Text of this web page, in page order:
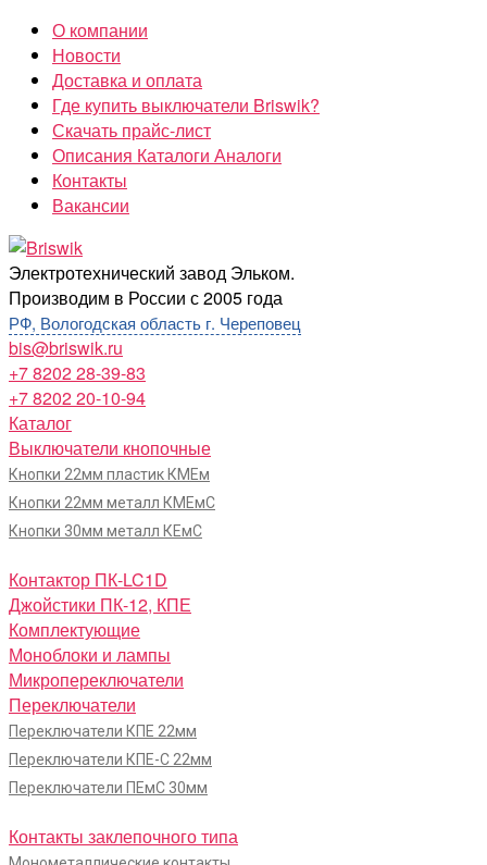
Перейти
содержимому
О компании
Новости
Доставка и оплата
Где купить выключатели Briswik?
Скачать прайс-лист
Описания Каталоги Аналоги
Контакты
Вакансии
Briswik
Электротехнический завод Эльком.
Производим в России с 2005 года
РФ, Вологодская область г. Череповец
bis@briswik.ru
+7 8202 28-39-83
+7 8202 20-10-94
Каталог
Выключатели кнопочные
Кнопки 22мм пластик КМЕм
Кнопки 22мм металл КМЕмС
Кнопки 30мм металл КЕмС
Контактор ПК-LC1D
Джойстики ПК-12, КПЕ
Комплектующие
Моноблоки и лампы
Микропереключатели
Переключатели
Переключатели КПЕ 22мм
Переключатели КПЕ-С 22мм
Переключатели ПЕмС 30мм
Контакты заклепочного типа